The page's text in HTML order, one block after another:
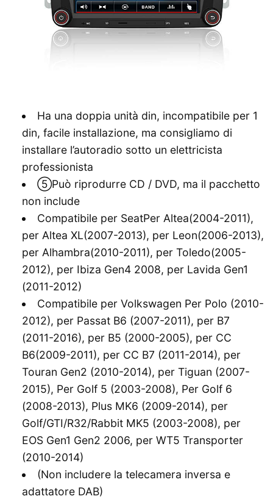
Ha una doppia unità din, incompatibile per 1
din, facile installazione, ma consigliamo di
installare l’autoradio sotto un elettricista
professionista
⑤Può riprodurre CD / DVD, ma il pacchetto
non include
Compatibile per SeatPer Altea(2004-2011),
per Altea XL(2007-2013), per Leon(2006-2013),
per Alhambra(2010-2011), per Toledo(2005-
2012), per Ibiza Gen4 2008, per Lavida Gen1
(2011-2012)
Compatibile per Volkswagen Per Polo (2010-
2012), per Passat B6 (2007-2011), per B7
(2011-2016), per B5 (2000-2005), per CC
B6(2009-2011), per CC B7 (2011-2014), per
Touran Gen2 (2010-2014), per Tiguan (2007-
2015), Per Golf 5 (2003-2008), Per Golf 6
(2008-2013), Plus MK6 (2009-2014), per
Golf/GTI/R32/Rabbit MK5 (2003-2008), per
EOS Gen1 Gen2 2006, per WT5 Transporter
(2010-2014)
(Non includere la telecamera inversa e
adattatore DAB)